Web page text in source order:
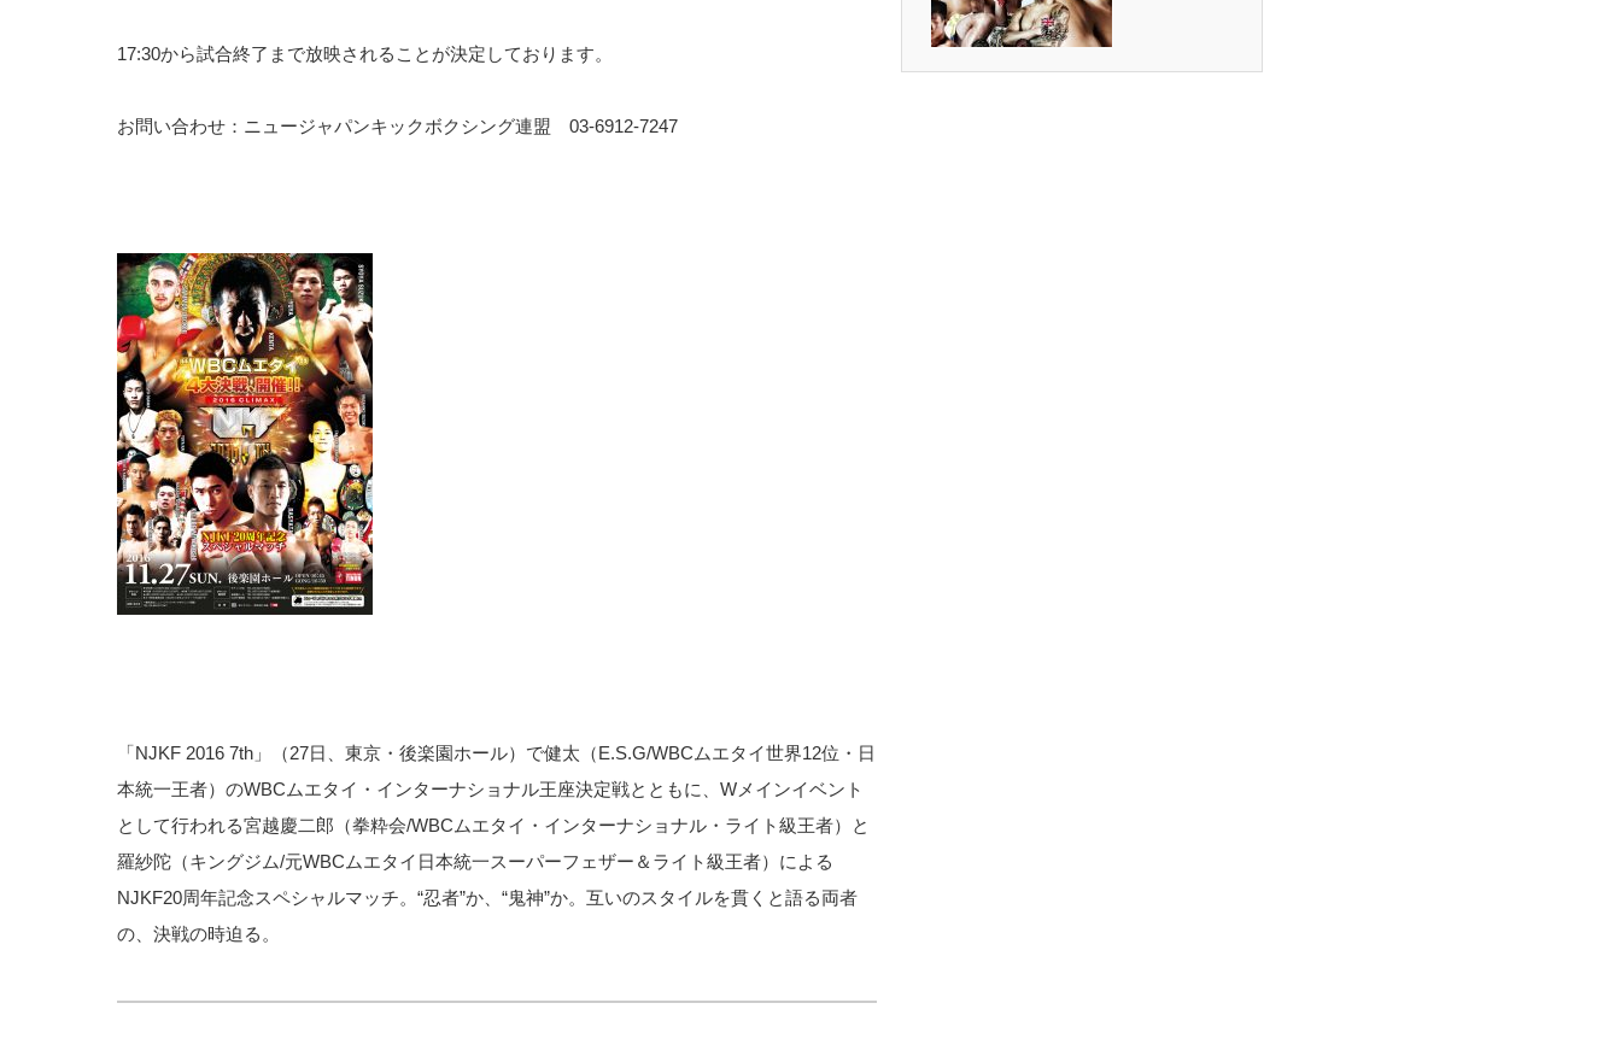
17:30から試合終了まで放映されることが決定しております。
お問い合わせ：ニュージャパンキックボクシング連盟 03-6912-7247
「NJKF 2016 7th」（27日、東京・後楽園ホール）で健太（E.S.G/WBCムエタイ世界12位・日
本統一王者）のWBCムエタイ・インターナショナル王座決定戦とともに、Wメインイベント
として行われる宮越慶二郎（拳粋会/WBCムエタイ・インターナショナル・ライト級王者）と
羅紗陀（キングジム/元WBCムエタイ日本統一スーパーフェザー＆ライト級王者）による
NJKF20周年記念スペシャルマッチ。“忍者”か、“鬼神”か。互いのスタイルを貫くと語る両者
の、決戦の時迫る。